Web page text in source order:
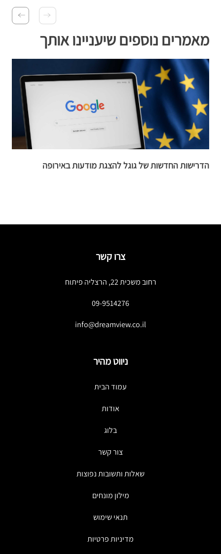
מאמרים נוספים שיעניינו אותך
הדרישות החדשות של גוגל להצגת מודעות באירופה
צרו קשר
רחוב משכית 22, הרצליה פיתוח
09-9514276
info@dreamview.co.il
ניווט מהיר
עמוד הבית
אודות
בלוג
צור קשר
שאלות ותשובות נפוצות
מילון מונחים
תנאי שימוש
מדיניות פרטיות